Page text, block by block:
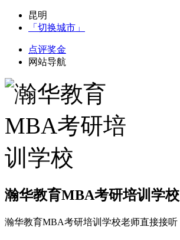
昆明
「切换城市」
点评奖金
网站导航
瀚华教育MBA考研培训学校
瀚华教育MBA考研培训学校老师直接接听